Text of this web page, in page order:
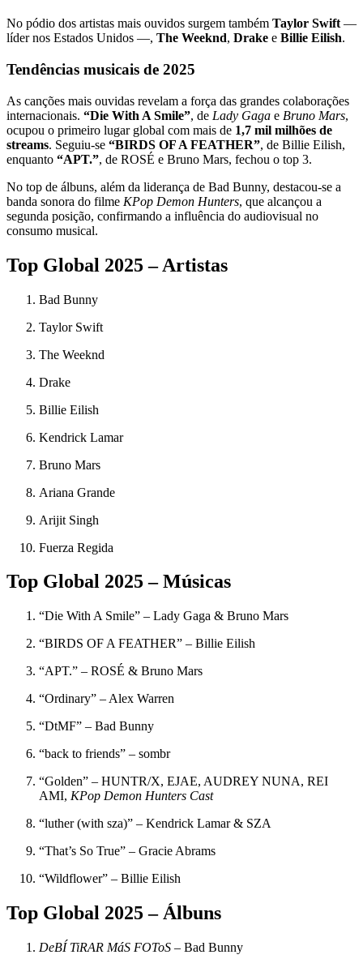
No pódio dos artistas mais ouvidos surgem também Taylor Swift —
líder nos Estados Unidos —, The Weeknd, Drake e Billie Eilish.
Tendências musicais de 2025
As canções mais ouvidas revelam a força das grandes colaborações
internacionais. “Die With A Smile”, de Lady Gaga e Bruno Mars,
ocupou o primeiro lugar global com mais de 1,7 mil milhões de
streams. Seguiu-se “BIRDS OF A FEATHER”, de Billie Eilish,
enquanto “APT.”, de ROSÉ e Bruno Mars, fechou o top 3.
No top de álbuns, além da liderança de Bad Bunny, destacou-se a
banda sonora do filme KPop Demon Hunters, que alcançou a
segunda posição, confirmando a influência do audiovisual no
consumo musical.
Top Global 2025 – Artistas
Bad Bunny
Taylor Swift
The Weeknd
Drake
Billie Eilish
Kendrick Lamar
Bruno Mars
Ariana Grande
Arijit Singh
Fuerza Regida
Top Global 2025 – Músicas
“Die With A Smile” – Lady Gaga & Bruno Mars
“BIRDS OF A FEATHER” – Billie Eilish
“APT.” – ROSÉ & Bruno Mars
“Ordinary” – Alex Warren
“DtMF” – Bad Bunny
“back to friends” – sombr
“Golden” – HUNTR/X, EJAE, AUDREY NUNA, REI
AMI, KPop Demon Hunters Cast
“luther (with sza)” – Kendrick Lamar & SZA
“That’s So True” – Gracie Abrams
“Wildflower” – Billie Eilish
Top Global 2025 – Álbuns
DeBÍ TiRAR MáS FOToS – Bad Bunny